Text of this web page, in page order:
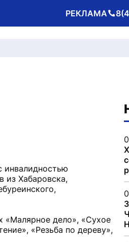
РЕКЛАМА
Телефон
инвалидностью
из Хабаровска,
«Малярное дело», «Сухое
«Резьба по дереву»,